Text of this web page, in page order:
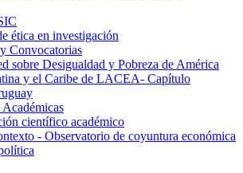
ética en investigación
Convocatorias
sobre Desigualdad y Pobreza de América
y el Caribe de LACEA- Capítulo
Académicas
científico académico
- Observatorio de coyuntura económica